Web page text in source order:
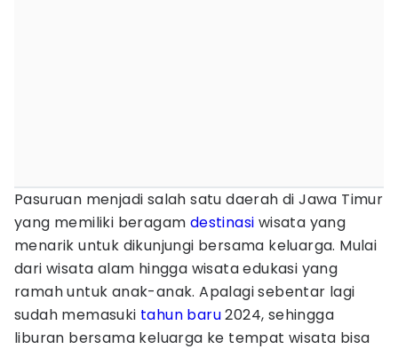
Pasuruan menjadi salah satu daerah di Jawa Timur
yang memiliki beragam destinasi wisata yang
menarik untuk dikunjungi bersama keluarga. Mulai
dari wisata alam hingga wisata edukasi yang
ramah untuk anak-anak. Apalagi sebentar lagi
sudah memasuki tahun baru2024, sehingga
liburan bersama keluarga ke tempat wisata bisa